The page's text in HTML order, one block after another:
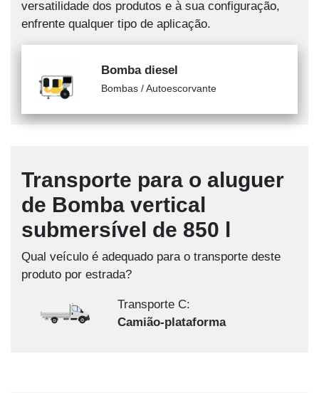
versatilidade dos produtos e à sua configuração,
enfrente qualquer tipo de aplicação.
Bomba diesel
Bombas / Autoescorvante
Transporte para o aluguer
de Bomba vertical
submersível de 850 l
Qual veículo é adequado para o transporte deste
produto por estrada?
Transporte C:
Camião-plataforma